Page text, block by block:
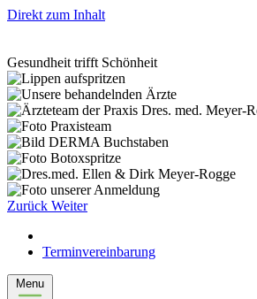
Direkt zum Inhalt
Gesundheit trifft Schönheit
Zurück Weiter
Terminvereinbarung
Menu